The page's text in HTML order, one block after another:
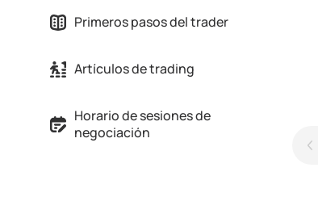
Primeros pasos del trader
Artículos de trading
Horario de sesiones de
negociación